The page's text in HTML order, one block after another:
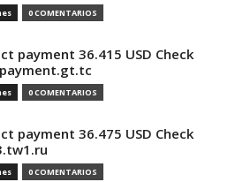
0 COMENTARIOS
payment 36.415 USD Check
0 COMENTARIOS
payment 36.475 USD Check
0 COMENTARIOS